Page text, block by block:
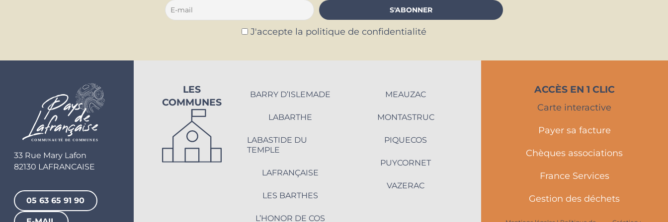
J'accepte la politique de confidentialité
33 Rue Mary Lafon
82130 LAFRANCAISE
05 63 65 91 90
LES
COMMUNES
BARRY D’ISLEMADE
LABARTHE
LABASTIDE DU
TEMPLE
LAFRANÇAISE
LES BARTHES
L’HONOR DE COS
MEAUZAC
MONTASTRUC
PIQUECOS
PUYCORNET
VAZERAC
ACCÈS EN 1 CLIC
Carte interactive
Payer sa facture
Chèques associations
France Services
Gestion des déchets